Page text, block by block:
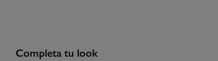
Completa tu look